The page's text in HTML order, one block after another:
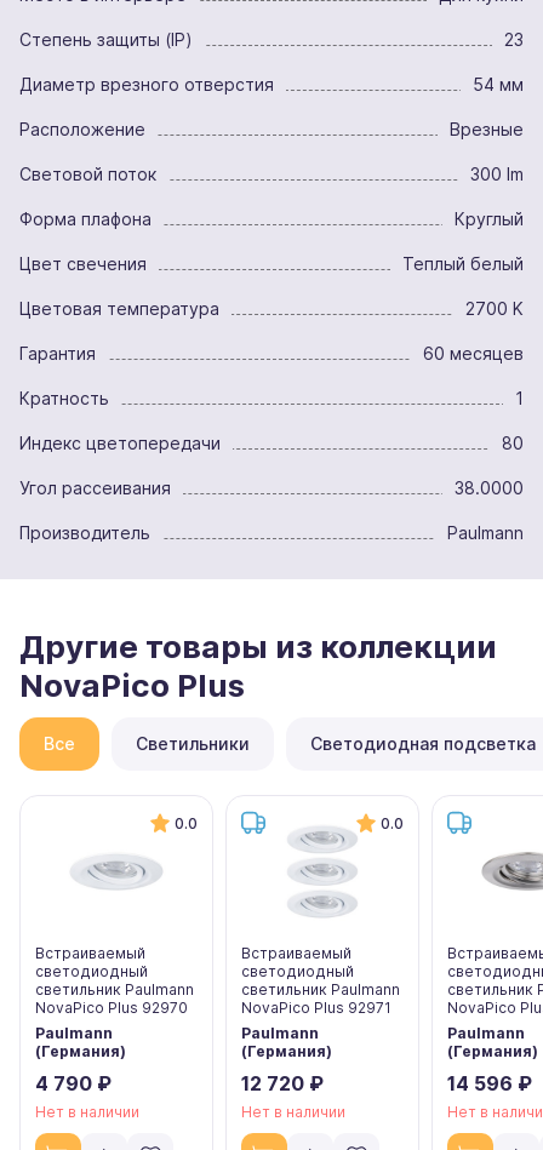
Степень защиты (IP) 23
Диаметр врезного отверстия 54 мм
Расположение Врезные
Световой поток 300 lm
Форма плафона Круглый
Цвет свечения Теплый белый
Цветовая температура 2700 K
Гарантия 60 месяцев
Кратность 1
Индекс цветопередачи 80
Угол рассеивания 38.0000
Производитель Paulmann
Другие товары из коллекции
NovaPico Plus
Все Светильники Светодиодная подсветка
0.0
Встраиваемый
светодиодный
светильник Paulmann
NovaPico Plus 92970
Paulmann
(Германия)
4 790 ₽
Нет в наличии
0.0
Встраиваемый
светодиодный
светильник Paulmann
NovaPico Plus 92971
Paulmann
(Германия)
12 720 ₽
Нет в наличии
светильник
NovaPico
Paulmann
(Германия)
14 596 ₽
Нет в